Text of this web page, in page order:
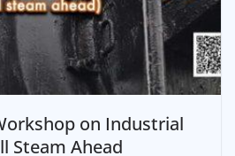
on Industrial
Steam Ahead